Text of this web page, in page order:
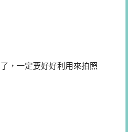
，一定要好好利用來拍照